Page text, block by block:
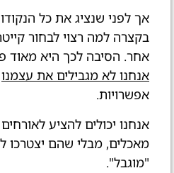
אך לפני שנציג את כל
בקצרה למה רצוי לבחור
אחר. הסיבה לכך היא מאוד
אנחנו לא מגבילים את עצמנו
אפשרויות.
אנחנו יכולים להציע
מאכלים, מבלי שהם יצטרכו
"מוגבל".